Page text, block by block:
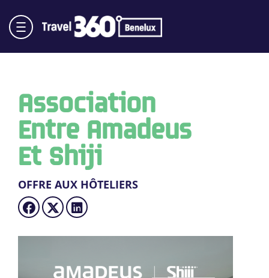
Association
Entre Amadeus
Et Shiji
OFFRE AUX HÔTELIERS